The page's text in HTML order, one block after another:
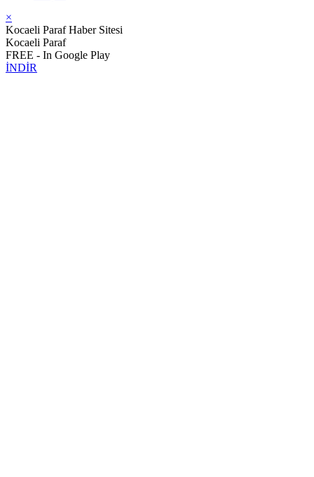
×
Kocaeli Paraf Haber Sitesi
Kocaeli Paraf
FREE - In Google Play
İNDİR